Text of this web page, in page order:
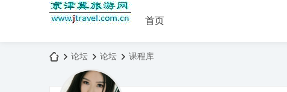
首页
论坛 论坛 课程库